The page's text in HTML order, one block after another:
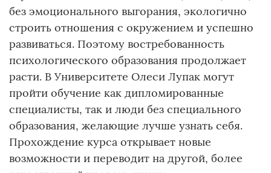
без эмоционального выгорания, экологично
строить отношения с окружением и успешно
развиваться. Поэтому востребованность
психологического образования продолжает
расти. В Университете Олеси Лупак могут
пройти обучение как дипломированные
специалисты, так и люди без специального
образования, желающие лучше узнать себя.
Прохождение курса открывает новые
возможности и переводит на другой, более